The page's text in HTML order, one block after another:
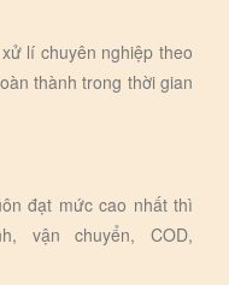
lí chuyên nghiệp theo
thành trong thời gian
đạt mức cao nhất thì
vận chuyển, COD,